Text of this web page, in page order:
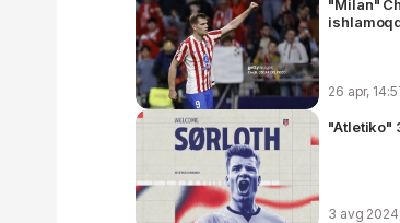
"Milan"
26 apr,
"Atletiko"
3 avg